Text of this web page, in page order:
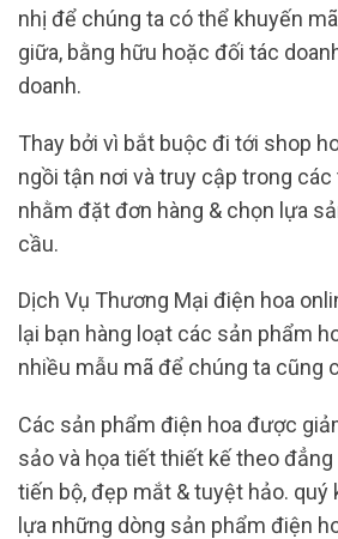
nhị để chúng ta có thể khuyến
giữa, bằng hữu hoặc đối tác
doanh.
Thay bởi vì bắt buộc đi tới shop
ngồi tận nơi và truy cập trong
nhằm đặt đơn hàng & chọn lựa
cầu.
Dịch Vụ Thương Mại điện hoa
lại bạn hàng loạt các sản phẩm
nhiều mẫu mã để chúng ta cũng
Các sản phẩm điện hoa được
sảo và họa tiết thiết kế theo
tiến bộ, đẹp mắt & tuyệt hảo. quý
lựa những dòng sản phẩm điện